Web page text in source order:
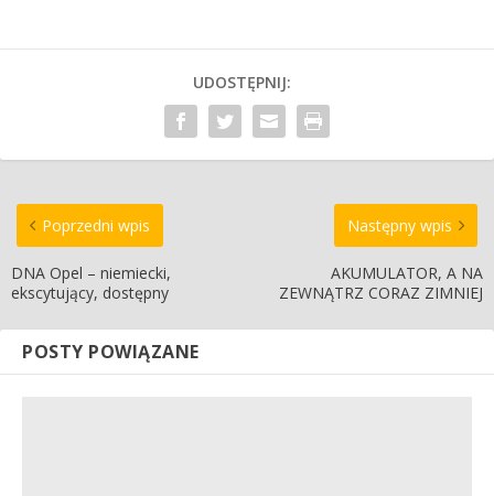
UDOSTĘPNIJ:
Poprzedni wpis
DNA Opel – niemiecki,
ekscytujący, dostępny
Następny wpis
AKUMULATOR, A NA
ZEWNĄTRZ CORAZ ZIMNIEJ
POSTY POWIĄZANE